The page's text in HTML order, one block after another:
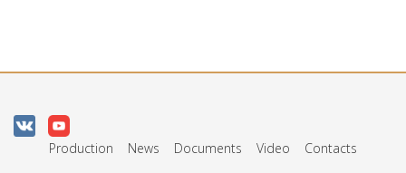
Production News Documents Video Contacts